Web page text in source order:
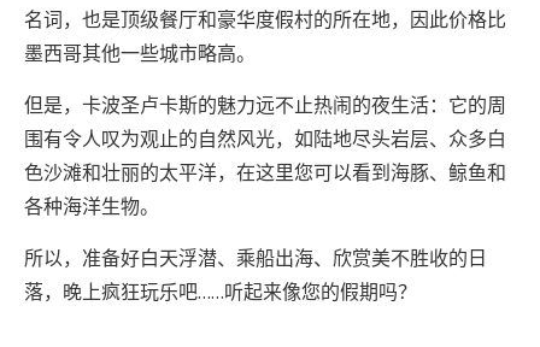
名词，也是顶级餐厅和豪华度假村的所在地，因此价格比
墨西哥其他一些城市略高。
但是，卡波圣卢卡斯的魅力远不止热闹的夜生活：它的周
围有令人叹为观止的自然风光，如陆地尽头岩层、众多白
色沙滩和壮丽的太平洋，在这里您可以看到海豚、鲸鱼和
各种海洋生物。
所以，准备好白天浮潜、乘船出海、欣赏美不胜收的日
落，晚上疯狂玩乐吧……听起来像您的假期吗？